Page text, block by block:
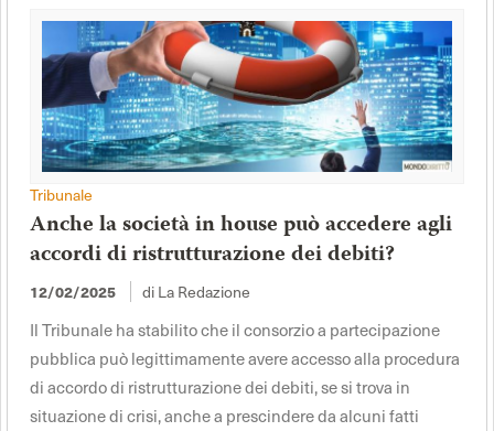
Tribunale
Anche la società in house può accedere agli
accordi di ristrutturazione dei debiti?
12/02/2025 di La Redazione
Il Tribunale ha stabilito che il consorzio a partecipazione
pubblica può legittimamente avere accesso alla procedura
di accordo di ristrutturazione dei debiti, se si trova in
situazione di crisi, anche a prescindere da alcuni fatti